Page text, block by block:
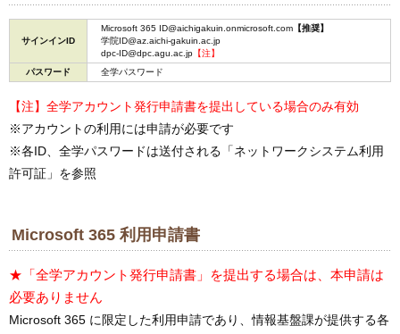
サインインID
Microsoft 365 ID@aichigakuin.onmicrosoft.com 【推奨】
学院ID@az.aichi-gakuin.ac.jp
dpc-ID@dpc.agu.ac.jp 【注】
パスワード
全学パスワード
【注】全学アカウント発行申請書を提出している場合のみ有効
※アカウントの利用には申請が必要です
※各ID、全学パスワードは送付される「ネットワークシステム利用
許可証」を参照
Microsoft 365 利用申請書
★「全学アカウント発行申請書」を提出する場合は、本申請は
必要ありません
Microsoft 365 に限定した利用申請であり、情報基盤課が提供する各